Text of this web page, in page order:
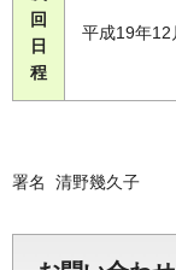
回
日
程
平成19年12
署名 清野幾久子